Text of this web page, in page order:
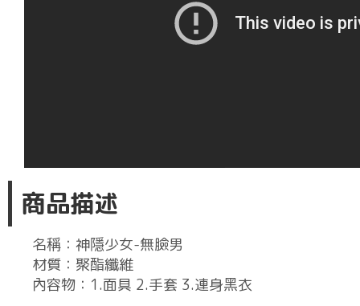
商品描述
名稱：神隱少女-無臉男
材質：聚酯纖維
內容物：1.面具 2.手套 3.連身黑衣